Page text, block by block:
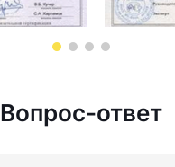
Вопрос-ответ